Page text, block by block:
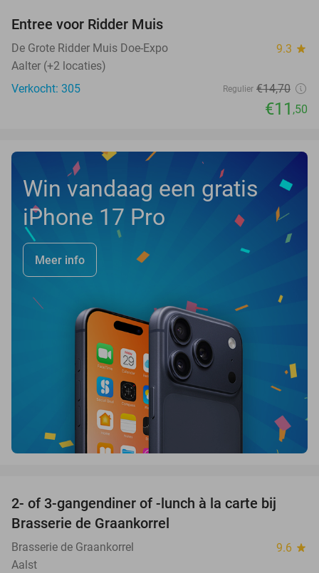
TODAY
Entree voor Ridder Muis
De Grote Ridder Muis Doe-Expo 9.3 star
Aalter (+2 locaties)
Verkocht: 305
Regulier €14,70
€11 ,50
Win vandaag een gratis
iPhone 17 Pro
Meer info
44%
2- of 3-gangendiner of -lunch à la carte bij
Brasserie de Graankorrel
Brasserie de Graankorrel 9.6 star
Aalst